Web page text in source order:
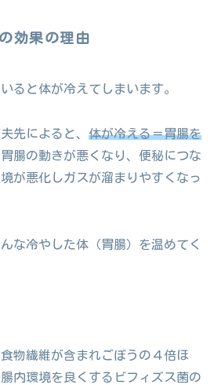
効果の理由
ると体が冷えてしまいます。
先によると、 体が冷える＝胃腸を
腸の動きが悪くなり、便秘につな
が悪化しガスが溜まりやすくなっ
な冷やした体（胃腸）を温めてく
物繊維が含まれごぼうの４倍ほ
内環境を良くするビフィズス菌の